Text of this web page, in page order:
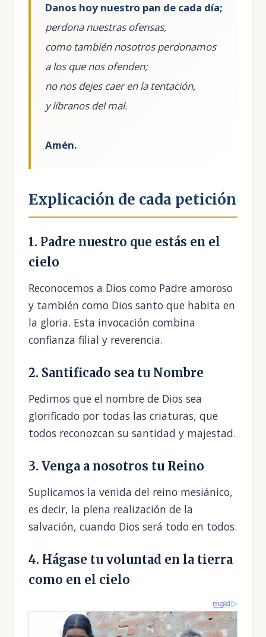
Danos hoy nuestro pan de cada día;
perdona nuestras ofensas,
como también nosotros perdonamos
a los que nos ofenden;
no nos dejes caer en la tentación,
y líbranos del mal.
Amén.
Explicación de cada petición
1. Padre nuestro que estás en el
cielo
Reconocemos a Dios como Padre amoroso
y también como Dios santo que habita en
la gloria. Esta invocación combina
confianza filial y reverencia.
2. Santificado sea tu Nombre
Pedimos que el nombre de Dios sea
glorificado por todas las criaturas, que
todos reconozcan su santidad y majestad.
3. Venga a nosotros tu Reino
Suplicamos la venida del reino mesiánico,
es decir, la plena realización de la
salvación, cuando Dios será todo en todos.
4. Hágase tu voluntad en la tierra
como en el cielo